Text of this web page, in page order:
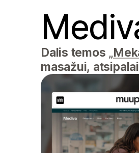
Dalis temos „
masažui,